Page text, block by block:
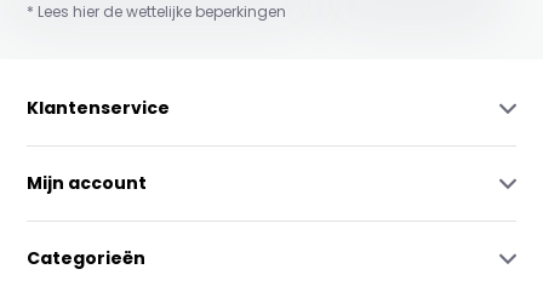
* Lees hier de wettelijke beperkingen
Klantenservice
Mijn account
Categorieën